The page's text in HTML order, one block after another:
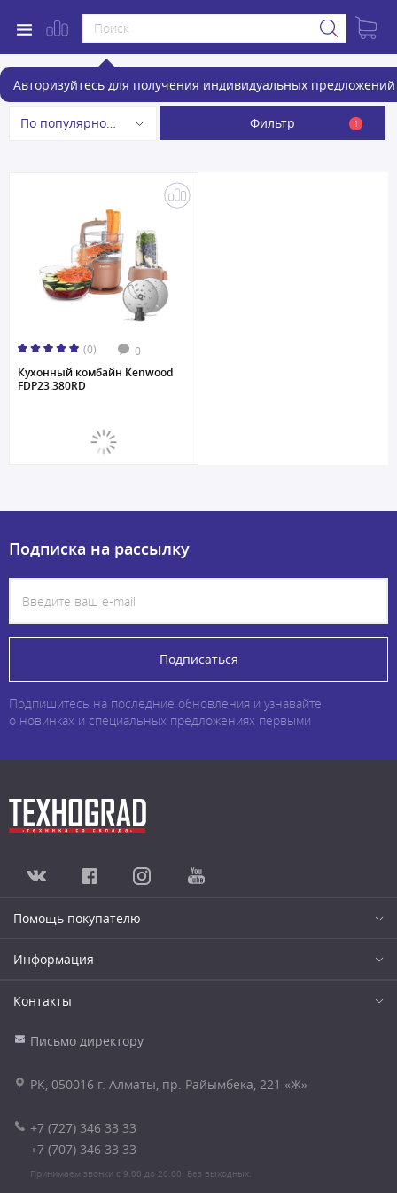
Авторизуйтесь для получения индивидуальных предложений
Кухонные комбайны
По популярности Фильтр 1
(0) 0
Кухонный комбайн Kenwood
FDP23.380RD
Подписка на рассылку
Подписаться
Подпишитесь на последние обновления и узнавайте
о новинках и специальных предложениях первыми
Помощь покупателю
Информация
Контакты
Письмо директору
РК, 050016 г. Алматы, пр. Райымбека, 221 «Ж»
+7 (727) 346 33 33
+7 (707) 346 33 33
Принимаем звонки с 9.00 до 20.00. Без выходных.